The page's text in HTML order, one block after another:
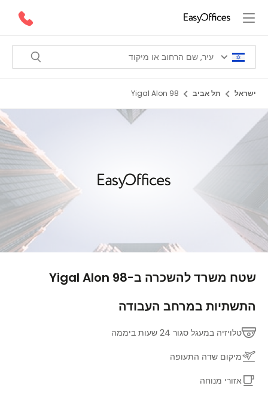
ישראל תל אביב Yigal Alon 98
שטח משרד להשכרה ב-Yigal Alon 98
התשתיות במרחב העבודה
טלויזיה במעגל סגור 24 שעות ביממה
מיקום שדה התעופה
אזורי מנוחה